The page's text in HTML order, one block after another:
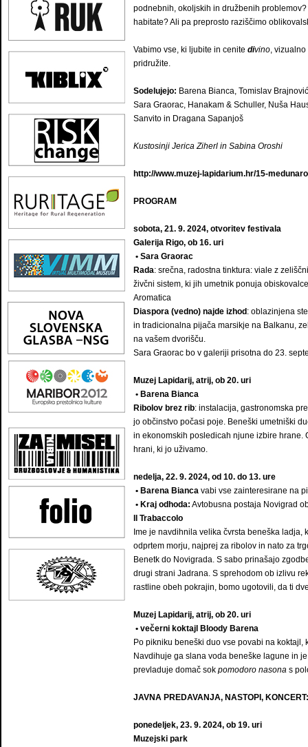
podnebnih, okoljskih in družbenih
habitate? Ali pa preprosto raziščimo
Vabimo vse, ki ljubite in cenite divino,
pridružite.
Sodelujejo: Barena Bianca, Tomislav
Sara Graorac, Hanakam & Schuller, Nuša
Sanvito in Dragana Sapanjoš
Kustosinji Jerica Ziherl in Sabina Oroshi
http://www.muzej-lapidarium.hr/15-
PROGRAM
sobota, 21. 9. 2024, otvoritev festivala
Galerija Rigo, ob 16. uri
• Sara Graorac
Rada: srečna, radostna tinktura: viale z
živčni sistem, ki jih umetnik ponuja
Aromatica
Diaspora (vedno) najde izhod : oblazinjena
in tradicionalna pijača marsikje na Balkanu,
na vašem dvorišču.
Sara Graorac bo v galeriji prisotna do 23.
Muzej Lapidarij, atrij, ob 20. uri
• Barena Bianca
Ribolov brez rib: instalacija, gastronomska
jo občinstvo počasi poje. Beneški umetniški
in ekonomskih posledicah njune izbire hrane.
hrani, ki jo uživamo.
nedelja, 22. 9. 2024, od 10. do 13. ure
• Barena Bianca vabi vse zainteresirane na
• Kraj odhoda: Avtobusna postaja Novigrad
Il Trabaccolo
Ime je navdihnila velika čvrsta beneška
odprtem morju, najprej za ribolov in nato za
Benetk do Novigrada. S sabo prinašajo
drugi strani Jadrana. S sprehodom ob izlivu
rastline obeh pokrajin, bomo ugotovili, da ti
Muzej Lapidarij, atrij, ob 20. uri
• večerni koktajl Bloody Barena
Po pikniku beneški duo vse povabi na
Navdihuje ga slana voda beneške lagune in
prevladuje domač sok pomodoro nasona s
JAVNA PREDAVANJA, NASTOPI, KONCERT:
ponedeljek, 23. 9. 2024, ob 19. uri
Muzejski park